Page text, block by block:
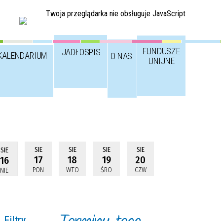
Twoja przeglądarka nie obsługuje JavaScript
JADŁOSPIS O NAS
FUNDUSZE
UNIJNE
SIE
16
NIE
SIE
17
PON
SIE
18
WTO
SIE
19
ŚRO
SIE
20
CZW